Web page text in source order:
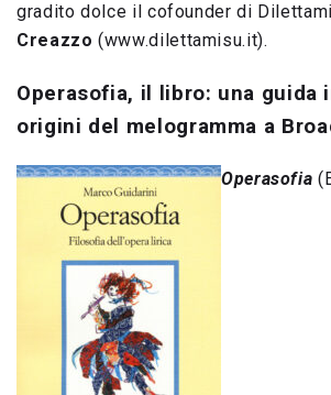
gradito dolce il cofounder di
Creazzo (www.dilettamisu.it).
Operasofia, il libro: una guida
origini del melogramma a
Operasofia